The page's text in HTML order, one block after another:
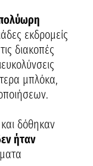
εκδρομείς
διακοπές
μπλόκα,
δόθηκαν
ήταν